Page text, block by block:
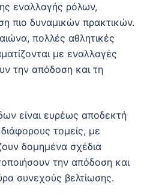
εναλλαγής ρόλων,
πιο δυναμικών πρακτικών.
πολλές αθλητικές
με εναλλαγές
την απόδοση και τη
είναι ευρέως αποδεκτή
τομείς, με
δομημένα σχέδια
την απόδοση και
συνεχούς βελτίωσης.